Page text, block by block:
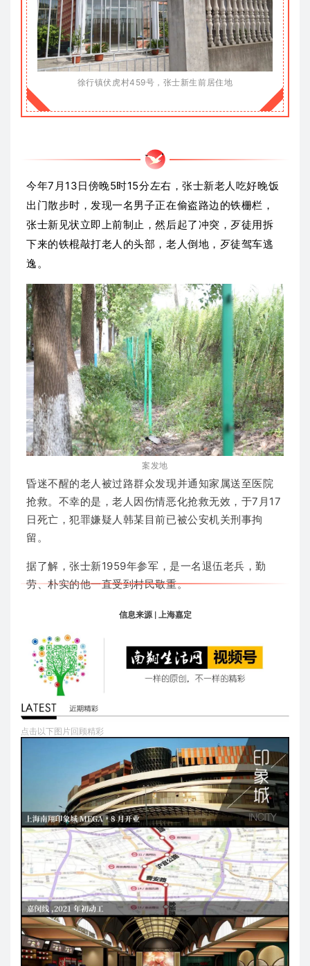
徐行镇伏虎村459号，张士新生前居住地
今年7月13日傍晚5时15分左右，张士新老人吃好晚饭
出门散步时，发现一名男子正在偷盗路边的铁栅栏，
张士新见状立即上前制止，然后起了冲突，歹徒用拆
下来的铁棍敲打老人的头部，老人倒地，歹徒驾车逃
逸。
案发地
昏迷不醒的老人被过路群众发现并通知家属送至医院
抢救。不幸的是，老人因伤情恶化抢救无效，于7月17
日死亡，犯罪嫌疑人韩某目前已被公安机关刑事拘
留。
据了解，张士新1959年参军，是一名退伍老兵，勤
劳、朴实的他一直受到村民敬重。
信息来源 | 上海嘉定
点击以下图片回顾精彩